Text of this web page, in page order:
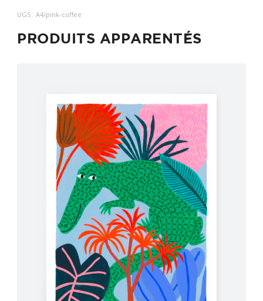
UGS :A4/pink-coffee
PRODUITS APPARENTÉS